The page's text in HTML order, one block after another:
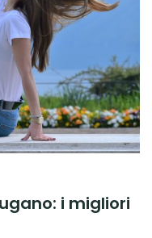
i migliori